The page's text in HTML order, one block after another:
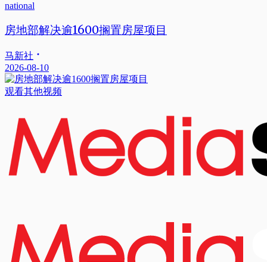
national
房地部解决逾1600搁置房屋项目
马新社
2026-08-10
观看其他视频